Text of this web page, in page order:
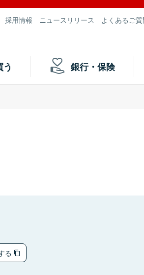
採用情報 ニュースリリース よくあるご
う 銀行・保険
る